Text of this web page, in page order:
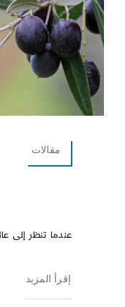
مقالات
عندما تنظر إلى
إقرأ المزيد